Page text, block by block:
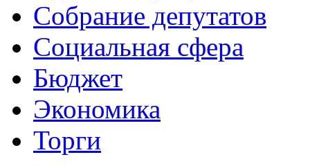
Собрание депутатов
Социальная сфера
Бюджет
Экономика
Торги